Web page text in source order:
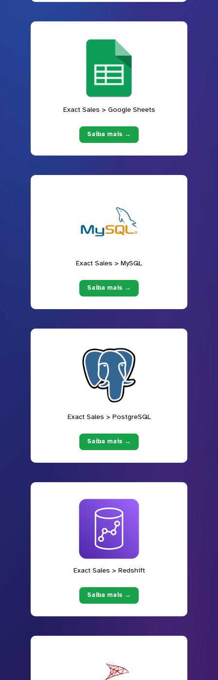
Exact Sales > Google Sheets
Saiba mais →
Exact Sales > MySQL
Saiba mais →
Exact Sales > PostgreSQL
Saiba mais →
Exact Sales > Redshift
Saiba mais →